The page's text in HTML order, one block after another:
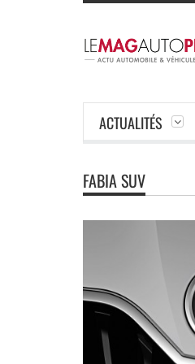
ACTUALITÉS
FABIA SUV